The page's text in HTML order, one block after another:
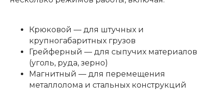
Крюковой — для штучных и
крупногабаритных грузов
Грейферный — для сыпучих материалов
(уголь, руда, зерно)
Магнитный — для перемещения
металлолома и стальных конструкций